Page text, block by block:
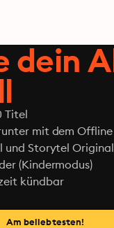
dein
Titel
mit dem
und Storytel
(Kindermodus)
kündbar
Am beliebtesten!